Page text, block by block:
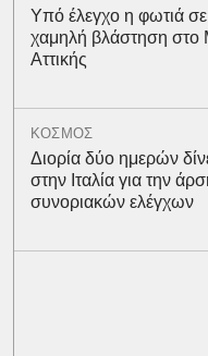
Υπό έλεγχο η φωτιά
χαμηλή βλάστηση
Αττικής
ΚΟΣΜΟΣ
Διορία δύο ημερών
στην Ιταλία για την
συνοριακών ελέγχων